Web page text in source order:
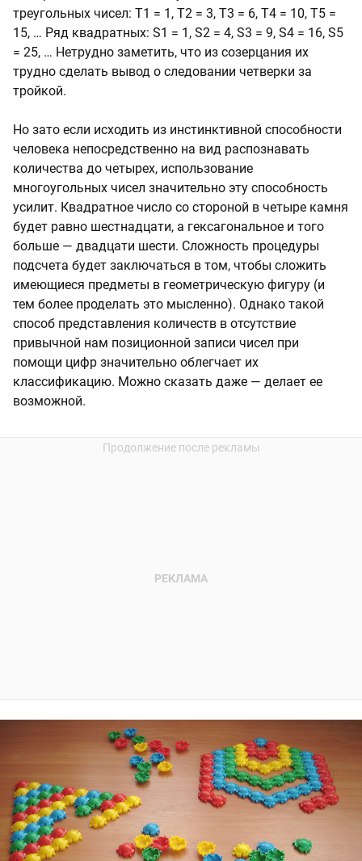
треугольных чисел: Т1 = 1, Т2 = 3, Т3 = 6, Т4 = 10, Т5 =
15, … Ряд квадратных: S1 = 1, S2 = 4, S3 = 9, S4 = 16, S5
= 25, … Нетрудно заметить, что из созерцания их
трудно сделать вывод о следовании четверки за
тройкой.
Но зато если исходить из инстинктивной способности
человека непосредственно на вид распознавать
количества до четырех, использование
многоугольных чисел значительно эту способность
усилит. Квадратное число со стороной в четыре камня
будет равно шестнадцати, а гексагональное и того
больше — двадцати шести. Сложность процедуры
подсчета будет заключаться в том, чтобы сложить
имеющиеся предметы в геометрическую фигуру (и
тем более проделать это мысленно). Однако такой
способ представления количеств в отсутствие
привычной нам позиционной записи чисел при
помощи цифр значительно облегчает их
классификацию. Можно сказать даже — делает ее
возможной.